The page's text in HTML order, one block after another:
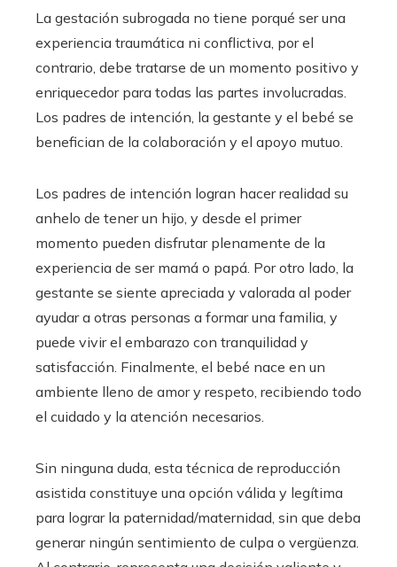
La gestación subrogada no tiene porqué ser una
experiencia traumática ni conflictiva, por el
contrario, debe tratarse de un momento positivo y
enriquecedor para todas las partes involucradas.
Los padres de intención, la gestante y el bebé se
benefician de la colaboración y el apoyo mutuo.
Los padres de intención logran hacer realidad su
anhelo de tener un hijo, y desde el primer
momento pueden disfrutar plenamente de la
experiencia de ser mamá o papá. Por otro lado, la
gestante se siente apreciada y valorada al poder
ayudar a otras personas a formar una familia, y
puede vivir el embarazo con tranquilidad y
satisfacción. Finalmente, el bebé nace en un
ambiente lleno de amor y respeto, recibiendo todo
el cuidado y la atención necesarios.
Sin ninguna duda, esta técnica de reproducción
asistida constituye una opción válida y legítima
para lograr la paternidad/maternidad, sin que deba
generar ningún sentimiento de culpa o vergüenza.